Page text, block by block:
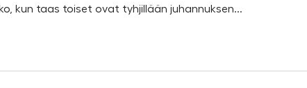
kun taas toiset ovat tyhjillään juhannuksen...